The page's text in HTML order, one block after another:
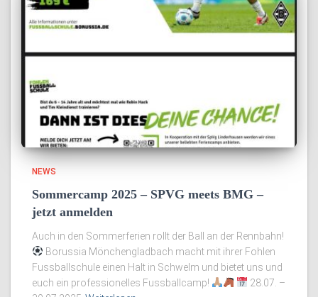
NEWS
Sommercamp 2025 – SPVG meets BMG –
jetzt anmelden
Auch in den Sommerferien rollt der Ball an der Rennbahn!
Borussia Mönchengladbach macht mit ihrer Fohlen
Fussballschule einen Halt in Schwelm und bietet uns und
euch ein professionelles Fussballcamp!
28.07. –